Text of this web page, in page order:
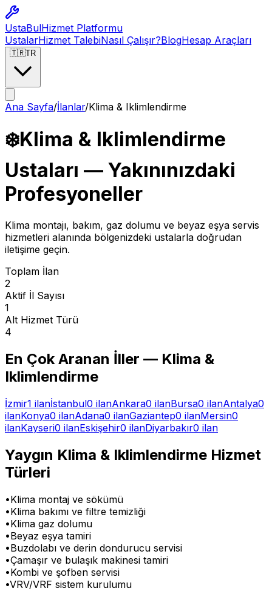
UstaBulHizmet Platformu
UstalarHizmet TalebiNasıl Çalışır?BlogHesap Araçları
🇹🇷TR
Ana Sayfa/İlanlar/Klima & Iklimlendirme
❄️Klima & Iklimlendirme
Ustaları — Yakınınızdaki
Profesyoneller
Klima montajı, bakım, gaz dolumu ve beyaz eşya servis
hizmetleri alanında bölgenizdeki ustalarla doğrudan
iletişime geçin.
Toplam İlan
2
Aktif İl Sayısı
1
Alt Hizmet Türü
4
En Çok Aranan İller — Klima &
Iklimlendirme
İzmir1 ilanİstanbul0 ilanAnkara0 ilanBursa0 ilanAntalya0
ilanKonya0 ilanAdana0 ilanGaziantep0 ilanMersin0
ilanKayseri0 ilanEskişehir0 ilanDiyarbakır0 ilan
Yaygın Klima & Iklimlendirme Hizmet
Türleri
•Klima montaj ve sökümü
•Klima bakımı ve filtre temizliği
•Klima gaz dolumu
•Beyaz eşya tamiri
•Buzdolabı ve derin dondurucu servisi
•Çamaşır ve bulaşık makinesi tamiri
•Kombi ve şofben servisi
•VRV/VRF sistem kurulumu